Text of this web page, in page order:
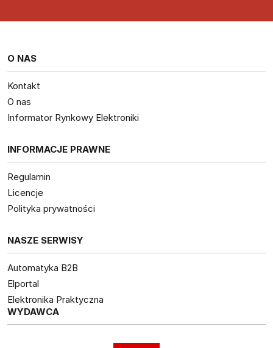
O NAS
Kontakt
O nas
Informator Rynkowy Elektroniki
INFORMACJE PRAWNE
Regulamin
Licencje
Polityka prywatności
NASZE SERWISY
Automatyka B2B
Elportal
Elektronika Praktyczna
WYDAWCA